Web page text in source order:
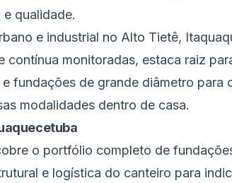
qualidade.
e industrial no Alto Tietê,
contínua monitoradas, estaca raiz
fundações de grande diâmetro para
modalidades dentro de casa.
o portfólio completo de
e logística do canteiro para